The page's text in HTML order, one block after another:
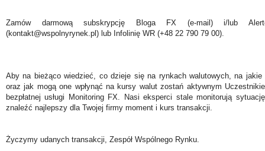
Zamów darmową subskrypcję Bloga FX (e-mail) i/lub
(kontakt@wspolnyrynek.pl) lub Infolinię WR (+48 22 790 79 00).
Aby na bieżąco wiedzieć, co dzieje się na rynkach walutowych, na
oraz jak mogą one wpłynąć na kursy walut zostań aktywnym
bezpłatnej usługi Monitoring FX. Nasi eksperci stale monitorują
znaleźć najlepszy dla Twojej firmy moment i kurs transakcji.
Życzymy udanych transakcji, Zespół Wspólnego Rynku.